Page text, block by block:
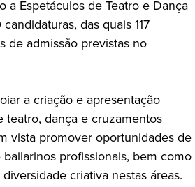
a Espetáculos de Teatro e Dança
das quais 117
de admissão previstas no
a criação e apresentação
teatro, dança e cruzamentos
vista promover oportunidades de
profissionais, bem como
criativa nestas áreas.